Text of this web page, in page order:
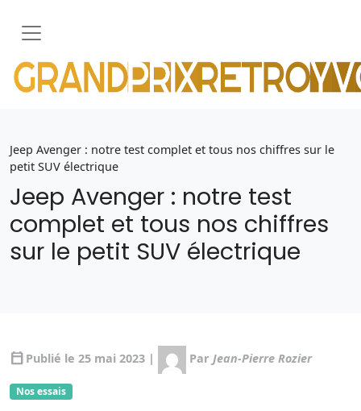
Jeep Avenger : notre test complet et tous nos chiffres sur le
petit SUV électrique
Jeep Avenger : notre test
complet et tous nos chiffres
sur le petit SUV électrique
calendar_today Publié le 25 mai 2023 | Par Jean-Pierre Rozier
Nos essais